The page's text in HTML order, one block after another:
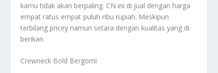
kamu tidak akan berpaling. CN ini di jual dengan harga
empat ratus empat puluh ribu rupiah. Meskipun
terbilang pricey namun setara dengan kualitas yang di
berikan.
Crewneck Bold Bergomi